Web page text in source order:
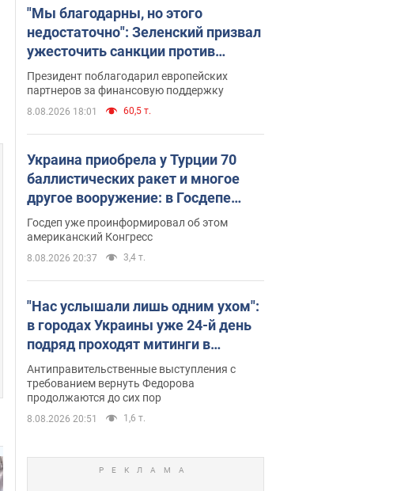
"Мы благодарны, но этого
недостаточно": Зеленский призвал
ужесточить санкции против
России
Президент поблагодарил европейских
партнеров за финансовую поддержку
8.08.2026 18:01 60,5 т.
Украина приобрела у Турции 70
баллистических ракет и многое
другое вооружение: в Госдепе
США обнародовали список
Госдеп уже проинформировал об этом
американский Конгресс
8.08.2026 20:37 3,4 т.
"Нас услышали лишь одним ухом":
в городах Украины уже 24-й день
подряд проходят митинги в
поддержку Федорова. Фото и
видео
Антиправительственные выступления с
требованием вернуть Федорова
продолжаются до сих пор
8.08.2026 20:51 1,6 т.